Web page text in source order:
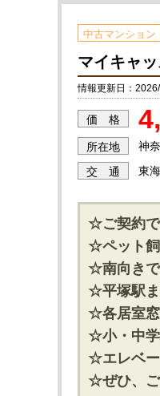
中古マンション
マイキャ
情報更新日：
価 格
所在地 神
交 通 東
☆ご契約
☆ペット飼
☆南向き
☆平塚駅ま
☆各居室窓
☆小・中学
☆エレベー
☆ぜひ、ご